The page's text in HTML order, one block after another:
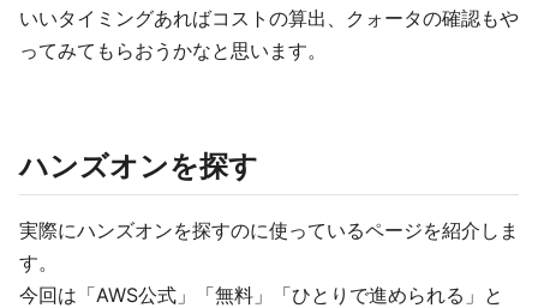
いいタイミングあればコストの算出、クォータの確認もや
ってみてもらおうかなと思います。
ハンズオンを探す
実際にハンズオンを探すのに使っているページを紹介しま
す。
今回は「AWS公式」「無料」「ひとりで進められる」と